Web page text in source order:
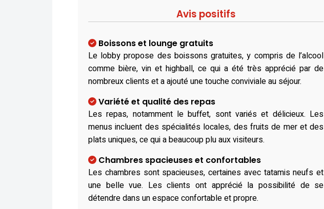
Avis positifs
Boissons et lounge gratuits
Le lobby propose des boissons gratuites, y compris de l’alcool
comme bière, vin et highball, ce qui a été très apprécié par de
nombreux clients et a ajouté une touche conviviale au séjour.
Variété et qualité des repas
Les repas, notamment le buffet, sont variés et délicieux. Les
menus incluent des spécialités locales, des fruits de mer et des
plats uniques, ce qui a beaucoup plu aux visiteurs.
Chambres spacieuses et confortables
Les chambres sont spacieuses, certaines avec tatamis neufs et
une belle vue. Les clients ont apprécié la possibilité de se
détendre dans un espace confortable et propre.